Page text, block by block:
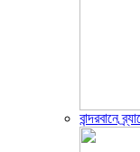
বান্দরবানে